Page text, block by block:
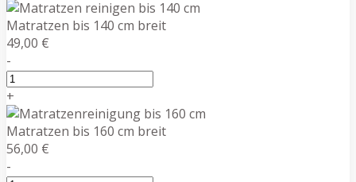
Matratzen bis 140 cm breit
49,00 €
-
+
Matratzen bis 160 cm breit
56,00 €
-